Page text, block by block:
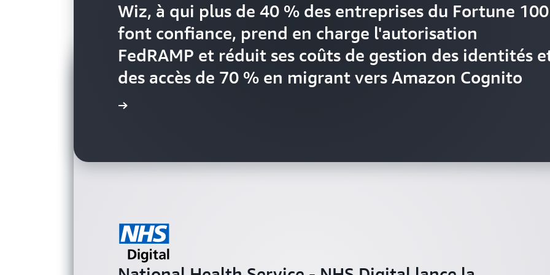
Wiz, à qui plus de 40 % des entreprises du Fortune 100
font confiance, prend en charge l'autorisation
FedRAMP et réduit ses coûts de gestion des identités
des accès de 70 % en migrant vers Amazon Cognito
Purina, une société de Nestlé qui propose des produits